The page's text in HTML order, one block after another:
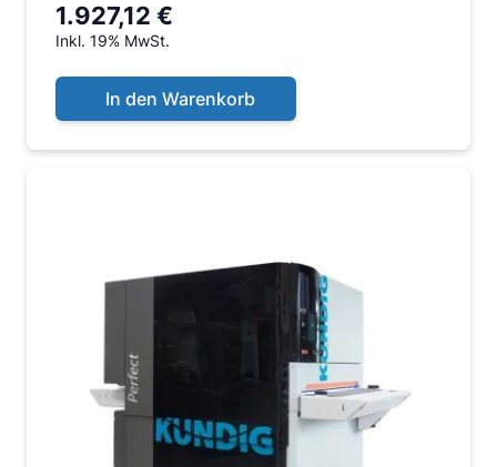
1.927,12 €
Inkl. 19% MwSt.
In den Warenkorb